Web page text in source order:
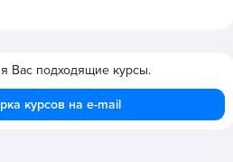
Вас подходящие курсы.
курсов на e-mail